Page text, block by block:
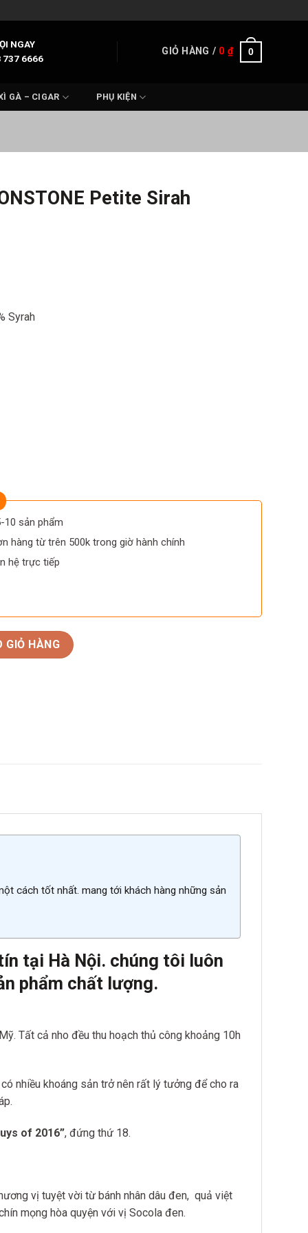
NGAY
737 6666
GIỎ HÀNG / 0₫ 0
GÀ – CIGAR PHỤ KIỆN
Petite Sirah
Syrah
10 sản phẩm
hàng từ trên 500k trong giờ hành chính
hệ trực tiếp
Sirah số lượng
GIỎ HÀNG
cách tốt nhất. mang tới khách hàng những sản
tại Hà Nội. chúng tôi luôn
phẩm chất lượng.
Tất cả nho đều thu hoạch thủ công khoảng 10h
nhiều khoáng sản trở nên rất lý tưởng để cho ra
of 2016”, đứng thứ 18.
vị tuyệt vời từ bánh nhân dâu đen, quả việt
mọng hòa quyện với vị Socola đen.